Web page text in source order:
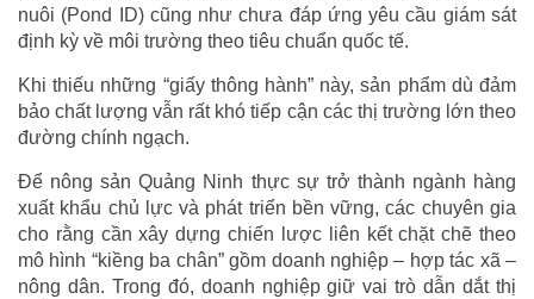
nuôi (Pond ID) cũng như chưa đáp ứng yêu cầu giám sát
định kỳ về môi trường theo tiêu chuẩn quốc tế.
Khi thiếu những “giấy thông hành” này, sản phẩm dù đảm
bảo chất lượng vẫn rất khó tiếp cận các thị trường lớn theo
đường chính ngạch.
Để nông sản Quảng Ninh thực sự trở thành ngành hàng
xuất khẩu chủ lực và phát triển bền vững, các chuyên gia
cho rằng cần xây dựng chiến lược liên kết chặt chẽ theo
mô hình “kiềng ba chân” gồm doanh nghiệp – hợp tác xã –
nông dân. Trong đó, doanh nghiệp giữ vai trò dẫn dắt thị